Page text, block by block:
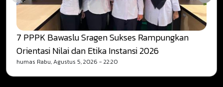
7 PPPK Bawaslu Sragen Sukses Rampungkan
Orientasi Nilai dan Etika Instansi 2026
humas Rabu, Agustus 5, 2026 - 22:20